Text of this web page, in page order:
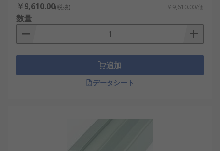
￥9,610.00(税抜) ￥9,610.00/個
数量
追加
データシート